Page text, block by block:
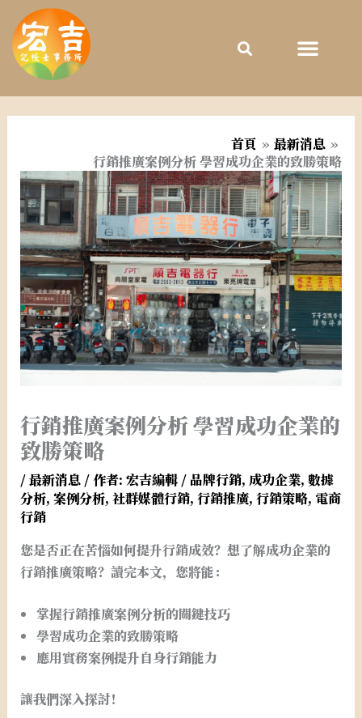
內
容
首頁
最新消息
行銷推廣案例分析 學習成功企業的致勝策略
行銷推廣案例分析 學習成功企業的
致勝策略
/最新消息/ 作者: 宏吉編輯 / 品牌行銷, 成功企業, 數據
分析, 案例分析, 社群媒體行銷, 行銷推廣, 行銷策略, 電商
行銷
您是否正在苦惱如何提升行銷成效？想了解成功企業的
行銷推廣策略？讀完本文，您將能：
掌握行銷推廣案例分析的關鍵技巧
學習成功企業的致勝策略
應用實務案例提升自身行銷能力
讓我們深入探討！